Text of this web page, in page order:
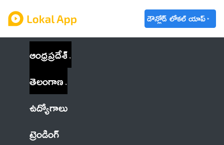
డౌన్లోడ్ లోకల్ యాప్
ఆంధ్రప్రదేశ్
తెలంగాణ
ఉద్యోగాలు
ట్రెండింగ్